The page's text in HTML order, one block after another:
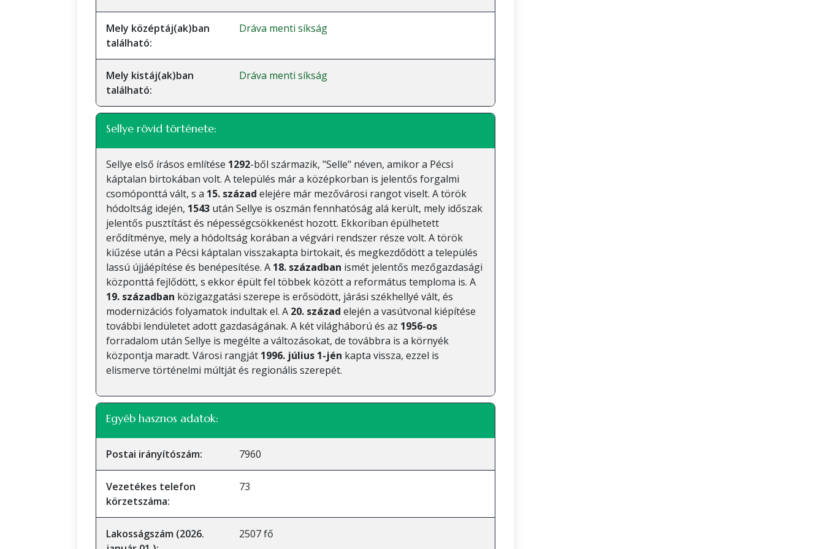
Mely középtáj(ak)ban
található:
Dráva menti síkság
Mely kistáj(ak)ban
található:
Dráva menti síkság
Sellye rövid története:
Sellye első írásos említése 1292-ből származik, "Selle" néven, amikor a Pécsi
káptalan birtokában volt. A település már a középkorban is jelentős forgalmi
csomóponttá vált, s a 15. század elejére már mezővárosi rangot viselt. A török
hódoltság idején, 1543 után Sellye is oszmán fennhatóság alá került, mely időszak
jelentős pusztítást és népességcsökkenést hozott. Ekkoriban épülhetett
erődítménye, mely a hódoltság korában a végvári rendszer része volt. A török
kiűzése után a Pécsi káptalan visszakapta birtokait, és megkezdődött a település
lassú újjáépítése és benépesítése. A 18. században ismét jelentős mezőgazdasági
központtá fejlődött, s ekkor épült fel többek között a református temploma is. A
19. században közigazgatási szerepe is erősödött, járási székhellyé vált, és
modernizációs folyamatok indultak el. A 20. század elején a vasútvonal kiépítése
további lendületet adott gazdaságának. A két világháború és az 1956-os
forradalom után Sellye is megélte a változásokat, de továbbra is a környék
központja maradt. Városi rangját 1996. július 1-jén kapta vissza, ezzel is
elismerve történelmi múltját és regionális szerepét.
Egyéb hasznos adatok:
Postai irányítószám: 7960
Vezetékes telefon
körzetszáma:
73
Lakosságszám (2026.
2507 fő